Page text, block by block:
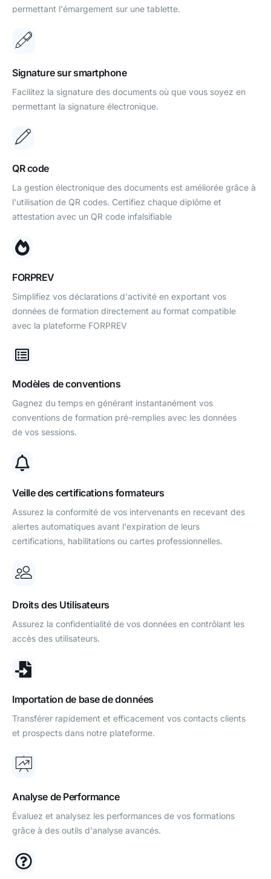
permettant l'émargement sur une tablette.
Signature sur smartphone
Facilitez la signature des documents où que vous soyez en
permettant la signature électronique.
QR code
La gestion électronique des documents est améliorée grâce à
l'utilisation de QR codes. Certifiez chaque diplôme et
attestation avec un QR code infalsifiable
FORPREV
Simplifiez vos déclarations d'activité en exportant vos
données de formation directement au format compatible
avec la plateforme FORPREV
Modèles de conventions
Gagnez du temps en générant instantanément vos
conventions de formation pré-remplies avec les données
de vos sessions.
Veille des certifications formateurs
Assurez la conformité de vos intervenants en recevant des
alertes automatiques avant l'expiration de leurs
certifications, habilitations ou cartes professionnelles.
Droits des Utilisateurs
Assurez la confidentialité de vos données en contrôlant les
accès des utilisateurs.
Importation de base de données
Transférer rapidement et efficacement vos contacts clients
et prospects dans notre plateforme.
Analyse de Performance
Évaluez et analysez les performances de vos formations
grâce à des outils d'analyse avancés.